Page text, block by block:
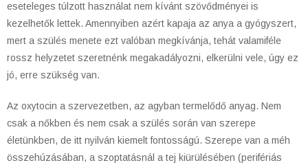
eseteleges túlzott használat nem kívánt szövődményei is
kezelhetők lettek. Amennyiben azért kapaja az anya a gyógyszert,
mert a szülés menete ezt valóban megkívánja, tehát valamiféle
rossz helyzetet szeretnénk megakadályozni, elkerülni vele, úgy ez
jó, erre szükség van.
Az oxytocin a szervezetben, az agyban termelődő anyag. Nem
csak a nőkben és nem csak a szülés során van szerepe
életünkben, de itt nyilván kiemelt fontosságú. Szerepe van a méh
összehúzásában, a szoptatásnál a tej kiürülésében (perifériás